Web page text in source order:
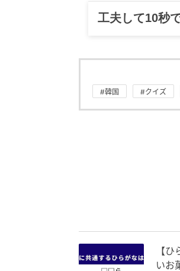
工夫して10秒
#韓国 #クイズ
【
いお